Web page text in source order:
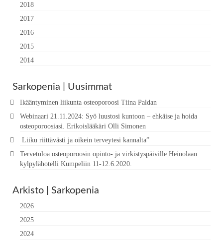
2018
2017
2016
2015
2014
Sarkopenia | Uusimmat
Ikääntyminen liikunta osteoporoosi Tiina Paldan
Webinaari 21.11.2024: Syö luustosi kuntoon – ehkäise ja hoida
osteoporoosiasi. Erikoislääkäri Olli Simonen
Liiku riittävästi ja oikein terveytesi kannalta”
Tervetuloa osteoporoosin opinto- ja virkistyspäiville Heinolaan
kylpylähotelli Kumpeliin 11-12.6.2020.
Arkisto | Sarkopenia
2026
2025
2024